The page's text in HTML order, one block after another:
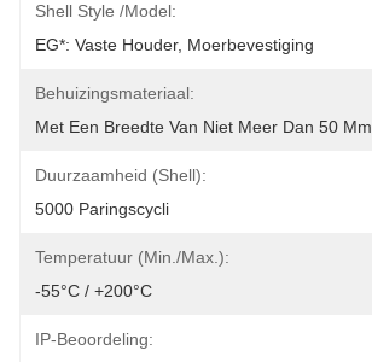
Shell Style /Model:
EG*: Vaste Houder, Moerbevestiging
Behuizingsmateriaal:
Met Een Breedte Van Niet Meer Dan 50 Mm
Duurzaamheid (Shell):
5000 Paringscycli
Temperatuur (min./max.):
-55°C / +200°C
IP-Beoordeling: